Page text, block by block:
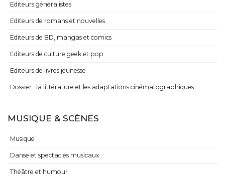
Editeurs généralistes
Editeurs de romans et nouvelles
Editeurs de BD, mangas et comics
Editeurs de culture geek et pop
Editeurs de livres jeunesse
Dossier : la littérature et les adaptations cinématographiques
MUSIQUE & SCÈNES
Musique
Danse et spectacles musicaux
Théâtre et humour